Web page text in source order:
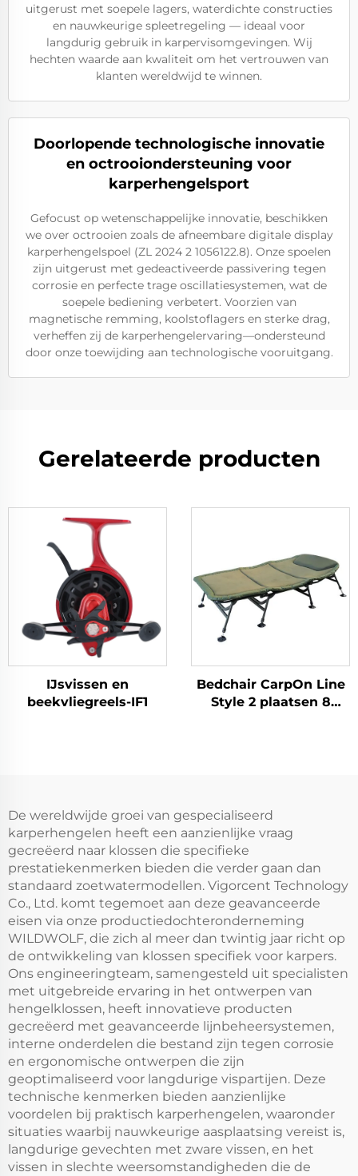
uitgerust met soepele lagers, waterdichte constructies
en nauwkeurige spleetregeling — ideaal voor
langdurig gebruik in karpervisomgevingen. Wij
hechten waarde aan kwaliteit om het vertrouwen van
klanten wereldwijd te winnen.
Doorlopende technologische innovatie
en octrooiondersteuning voor
karperhengelsport
Gefocust op wetenschappelijke innovatie, beschikken
we over octrooien zoals de afneembare digitale display
karperhengelspoel (ZL 2024 2 1056122.8). Onze spoelen
zijn uitgerust met gedeactiveerde passivering tegen
corrosie en perfecte trage oscillatiesystemen, wat de
soepele bediening verbetert. Voorzien van
magnetische remming, koolstoflagers en sterke drag,
verheffen zij de karperhengelervaring—ondersteund
door onze toewijding aan technologische vooruitgang.
Gerelateerde producten
IJsvissen en
beekvliegreels-IF1
Bedchair CarpOn Line
Style 2 plaatsen 8
De wereldwijde groei van gespecialiseerd
karperhengelen heeft een aanzienlijke vraag
gecreëerd naar klossen die specifieke
prestatiekenmerken bieden die verder gaan dan
standaard zoetwatermodellen. Vigorcent Technology
Co., Ltd. komt tegemoet aan deze geavanceerde
eisen via onze productiedochteronderneming
WILDWOLF, die zich al meer dan twintig jaar richt op
de ontwikkeling van klossen specifiek voor karpers.
Ons engineeringteam, samengesteld uit specialisten
met uitgebreide ervaring in het ontwerpen van
hengelklossen, heeft innovatieve producten
gecreëerd met geavanceerde lijnbeheersystemen,
interne onderdelen die bestand zijn tegen corrosie
en ergonomische ontwerpen die zijn
geoptimaliseerd voor langdurige vispartijen. Deze
technische kenmerken bieden aanzienlijke
voordelen bij praktisch karperhengelen, waaronder
situaties waarbij nauwkeurige aasplaatsing vereist is,
langdurige gevechten met zware vissen, en het
vissen in slechte weersomstandigheden die de